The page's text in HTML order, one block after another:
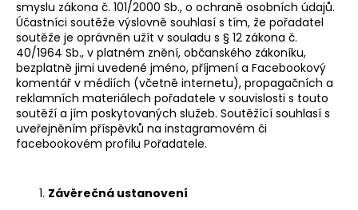
smyslu zákona č. 101/2000 Sb., o ochraně osobních údajů.
Účastníci soutěže výslovně souhlasí s tím, že pořadatel
soutěže je oprávněn užít v souladu s § 12 zákona č.
40/1964 Sb., v platném znění, občanského zákoníku,
bezplatně jimi uvedené jméno, příjmení a Facebookový
komentář v médiích (včetně internetu), propagačních a
reklamních materiálech pořadatele v souvislosti s touto
soutěží a jím poskytovaných služeb. Soutěžící souhlasí s
uveřejněním příspěvků na instagramovém či
facebookovém profilu Pořadatele.
Závěrečná ustanovení